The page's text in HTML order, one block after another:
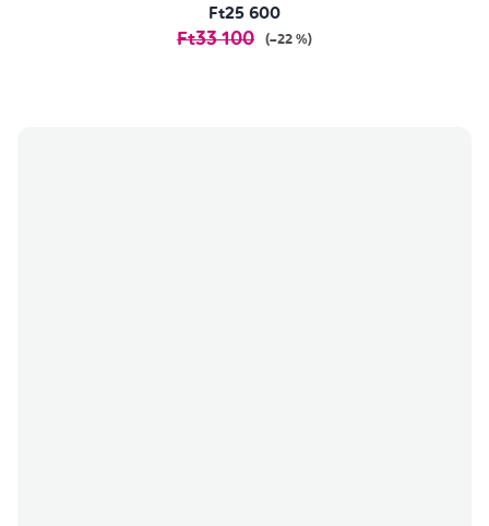
Ft25 600
Ft33 100 (–22 %)